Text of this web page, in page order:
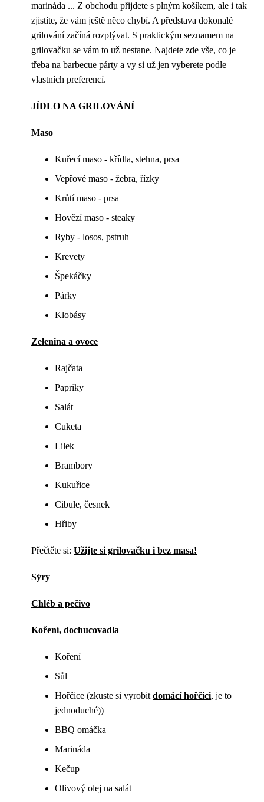
marináda ... Z obchodu přijdete s plným košíkem, ale i tak
zjistíte, že vám ještě něco chybí. A představa dokonalé
grilování začíná rozplývat. S praktickým seznamem na
grilovačku se vám to už nestane. Najdete zde vše, co je
třeba na barbecue párty a vy si už jen vyberete podle
vlastních preferencí.
JÍDLO NA GRILOVÁNÍ
Maso
Kuřecí maso - křídla, stehna, prsa
Vepřové maso - žebra, řízky
Krůtí maso - prsa
Hovězí maso - steaky
Ryby - losos, pstruh
Krevety
Špekáčky
Párky
Klobásy
Zelenina a ovoce
Rajčata
Papriky
Salát
Cuketa
Lilek
Brambory
Kukuřice
Cibule, česnek
Hřiby
Přečtěte si: Užijte si grilovačku i bez masa!
Sýry
Chléb a pečivo
Koření, dochucovadla
Koření
Sůl
Hořčice (zkuste si vyrobitdomácí hořčici, je to
jednoduché))
BBQ omáčka
Marináda
Kečup
Olivový olej na salát